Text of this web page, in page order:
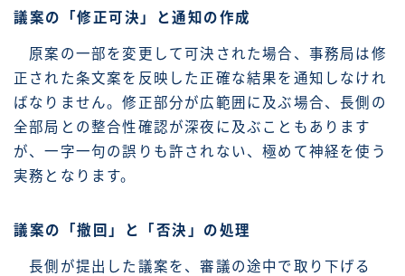
議案の「修正可決」と通知の作成
原案の一部を変更して可決された場合、事務局は修
正された条文案を反映した正確な結果を通知しなけれ
ばなりません。修正部分が広範囲に及ぶ場合、長側の
全部局との整合性確認が深夜に及ぶこともあります
が、一字一句の誤りも許されない、極めて神経を使う
実務となります。
議案の「撤回」と「否決」の処理
長側が提出した議案を、審議の途中で取り下げる